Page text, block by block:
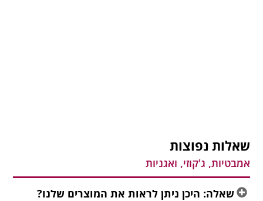
שאלות נפוצות
אמבטיות, ג'קוזי, ואגניות
שאלה: היכן ניתן לראות את המוצרים שלנו?